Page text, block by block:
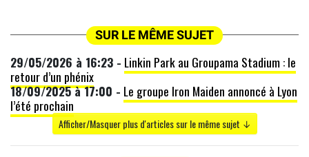
SUR LE MÊME SUJET
29/05/2026 à 16:23 - Linkin Park au Groupama Stadium : le
retour d’un phénix
18/09/2025 à 17:00 - Le groupe Iron Maiden annoncé à Lyon
l’été prochain
Afficher/Masquer plus d'articles sur le même sujet ↓